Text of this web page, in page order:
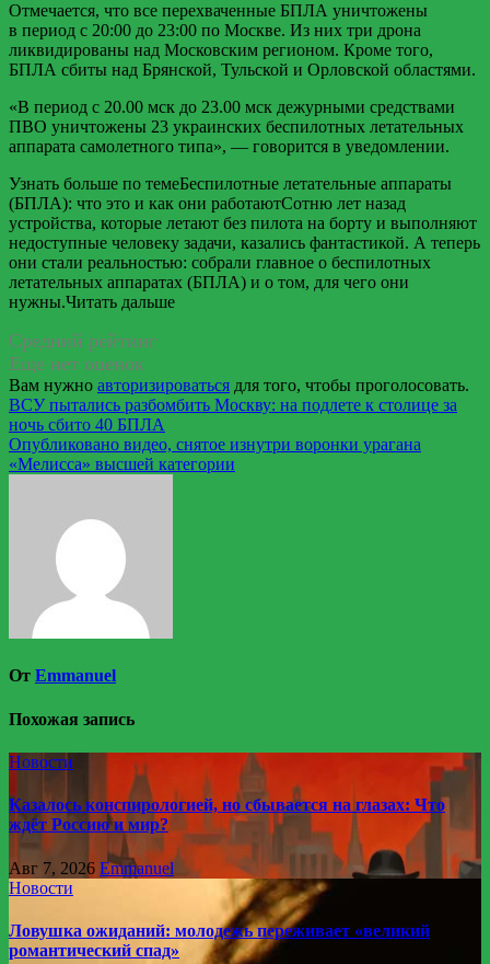
Отмечается, что все перехваченные БПЛА уничтожены
в период с 20:00 до 23:00 по Москве. Из них три дрона
ликвидированы над Московским регионом. Кроме того,
БПЛА сбиты над Брянской, Тульской и Орловской областями.
«В период с 20.00 мск до 23.00 мск дежурными средствами
ПВО уничтожены 23 украинских беспилотных летательных
аппарата самолетного типа», — говорится в уведомлении.
Узнать больше по темеБеспилотные летательные аппараты
(БПЛА): что это и как они работаютСотню лет назад
устройства, которые летают без пилота на борту и выполняют
недоступные человеку задачи, казались фантастикой. А теперь
они стали реальностью: собрали главное о беспилотных
летательных аппаратах (БПЛА) и о том, для чего они
нужны.Читать дальше
Средний рейтинг
Еще нет оценок
Вам нужно авторизироваться для того, чтобы проголосовать.
Навигация
по
записям
ВСУ пытались разбомбить Москву: на подлете к столице за
ночь сбито 40 БПЛА
Опубликовано видео, снятое изнутри воронки урагана
«Мелисса» высшей категории
От Emmanuel
Похожая запись
Новости
Казалось конспирологией, но сбывается на глазах: Что
ждёт Россию и мир?
Авг 7, 2026 Emmanuel
Новости
Ловушка ожиданий: молодежь переживает «великий
романтический спад»